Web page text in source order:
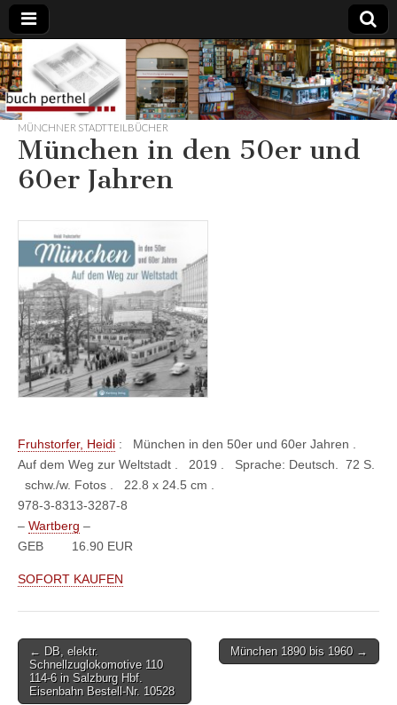
Buchhandlung
am Gasteig
MÜNCHNER STADTTEILBÜCHER
München in den 50er und
60er Jahren
Fruhstorfer, Heidi : München in den 50er und 60er Jahren .
Auf dem Weg zur Weltstadt . 2019 . Sprache: Deutsch. 72 S.
schw./w. Fotos . 22.8 x 24.5 cm .
978-3-8313-3287-8
– Wartberg –
GEB 16.90 EUR
SOFORT KAUFEN
Post
navigation
← DB, elektr.
Schnellzuglokomotive 110
114-6 in Salzburg Hbf.
Eisenbahn Bestell-Nr. 10528
München 1890 bis 1960 →